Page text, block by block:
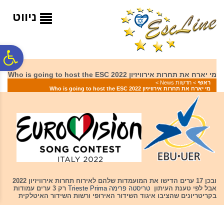
המרכזי
ניווט
מי יארח את תחרות אירוויזיון 2022 Who is going to host the ESC
ראשי > חדשות News
>
מי יארח את תחרות אירוויזיון 2022 Who is going to host the ESC
ובכן 17 ערים הדישו את המועמדות שלהם לאירוח תחרות אירוויזיון 2022
אבל לפי טענת העיתון טריסטה פרימה Trieste Prima
רק 3 ערים עמודות
בקריטריונים שהציבו איגוד השידור האירופי ורשות השידור האיטלקית